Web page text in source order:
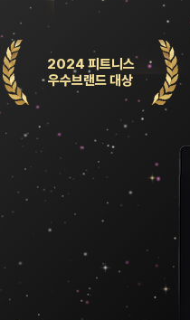
2024 피트니스
우수브랜드 대상